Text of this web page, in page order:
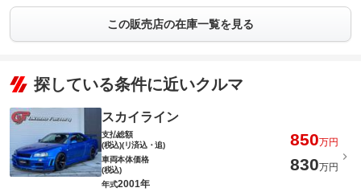
この販売店の在庫一覧を見る
探している条件に近いクルマ
スカイライン
支払総額
(税込)(リ済込・追)
850万円
車両本体価格
(税込)
830万円
年式2001年